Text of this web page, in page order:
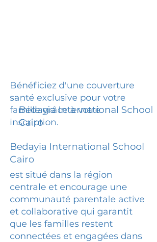
Bénéficiez d'une couverture
santé exclusive pour votre
famille grâce à votre
inscription.
Bedayia International School
Cairo
Bedayia International School
Cairo
est situé dans la région
centrale et encourage une
communauté parentale active
et collaborative qui garantit
que les familles restent
connectées et engagées dans